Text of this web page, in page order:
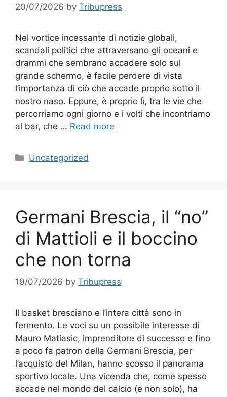
20/07/2026 by Tribupress
Nel vortice incessante di notizie globali,
scandali politici che attraversano gli oceani e
drammi che sembrano accadere solo sul
grande schermo, è facile perdere di vista
l’importanza di ciò che accade proprio sotto il
nostro naso. Eppure, è proprio lì, tra le vie che
percorriamo ogni giorno e i volti che incontriamo
al bar, che … Read more
Categories
Uncategorized
Germani Brescia, il “no”
di Mattioli e il boccino
che non torna
19/07/2026 by Tribupress
Il basket bresciano e l’intera città sono in
fermento. Le voci su un possibile interesse di
Mauro Matiasic, imprenditore di successo e fino
a poco fa patron della Germani Brescia, per
l’acquisto del Milan, hanno scosso il panorama
sportivo locale. Una vicenda che, come spesso
accade nel mondo del calcio (e non solo), ha